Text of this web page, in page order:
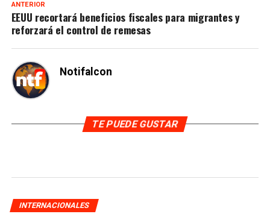
ANTERIOR
EEUU recortará beneficios fiscales para migrantes y
reforzará el control de remesas
Notifalcon
TE PUEDE GUSTAR
INTERNACIONALES